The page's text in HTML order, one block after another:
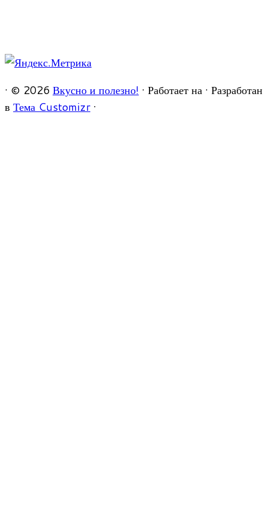
· © 2026 Вкусно и полезно! · Работает на · Разработан
в Тема Customizr ·